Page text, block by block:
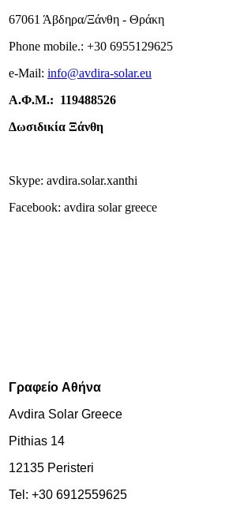
67061 Άβδηρα/Ξάνθη - Θράκη
Phone mobile.: +30 6955129625
e-Mail: info@avdira-solar.eu
Α.Φ.Μ.: 119488526
Δωσιδικία Ξάνθη
Skype: avdira.solar.xanthi
Facebook: avdira solar greece
Γραφείο Αθήνα
Avdira Solar Greece
Pithias 14
12135 Peristeri
Tel: +30 6912559625